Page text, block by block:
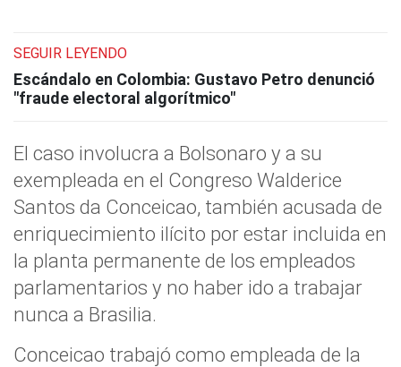
SEGUIR LEYENDO
Escándalo en Colombia: Gustavo Petro denunció
"fraude electoral algorítmico"
El caso involucra a Bolsonaro y a su
exempleada en el Congreso Walderice
Santos da Conceicao, también acusada de
enriquecimiento ilícito por estar incluida en
la planta permanente de los empleados
parlamentarios y no haber ido a trabajar
nunca a Brasilia.
Conceicao trabajó como empleada de la